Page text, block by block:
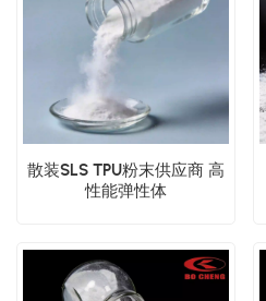
散装SLS TPU粉末供应商 高
性能弹性体